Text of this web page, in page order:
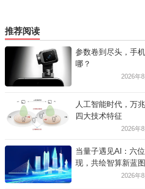
推荐阅读
参数卷到尽头，手
哪？
2026年
人工智能时代，万
四大技术特征
2026年
当量子遇见AI：六
现，共绘智算新蓝图
2026年